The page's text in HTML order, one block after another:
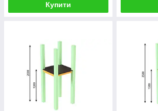
Купити